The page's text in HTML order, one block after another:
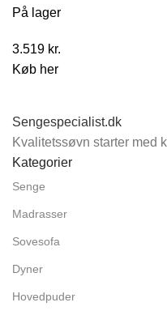
På lager
3.519 kr.
Køb her
Sengespecialist.dk
Kvalitetssøvn starter med
Kategorier
Senge
Madrasser
Sovesofa
Dyner
Hovedpuder